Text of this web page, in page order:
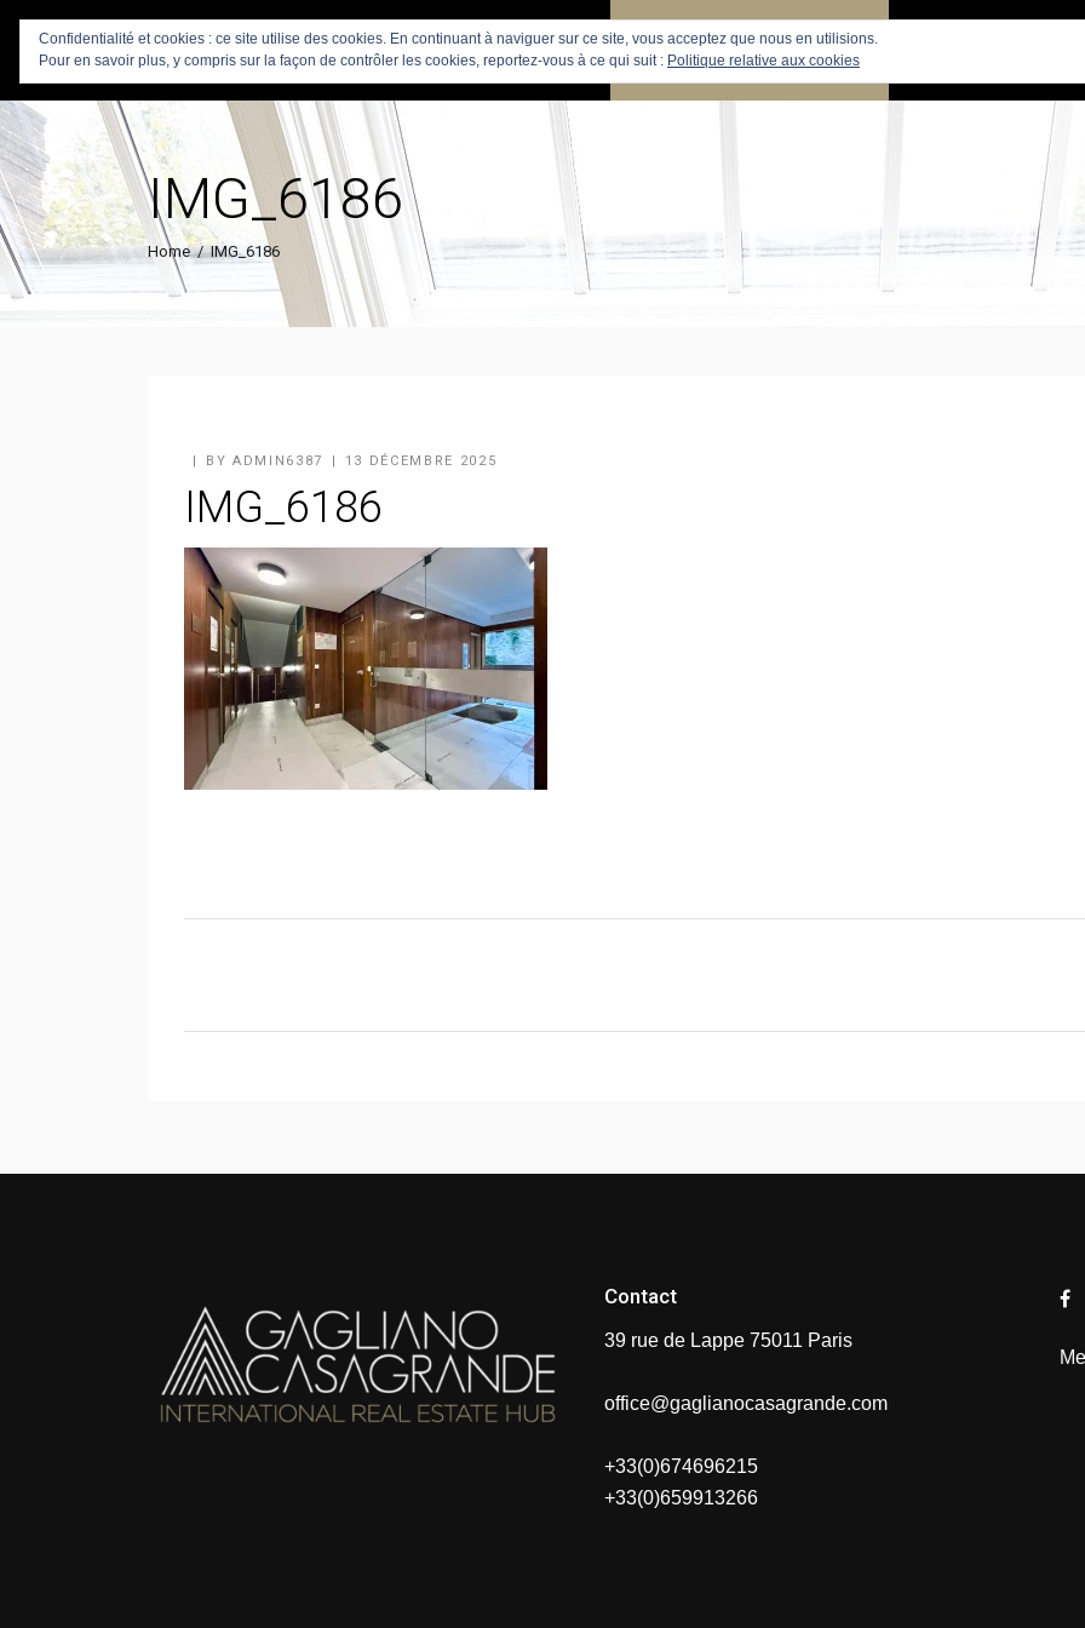
PARIS RECHERCHE APPARTEMENTS
IMG_6186
Home/IMG_6186
BY ADMIN6387 13 DÉCEMBRE 2025
IMG_6186
Contact
39 rue de Lappe 75011 Paris
office@gaglianocasagrande.com
+33(0)674696215
+33(0)659913266
Confidentialité et cookies : ce site utilise des cookies. En continuant à naviguer sur ce site, vous acceptez que nous en utilisions.
Pour en savoir plus, y compris sur la façon de contrôler les cookies, reportez-vous à ce qui suit : Politique relative aux cookies